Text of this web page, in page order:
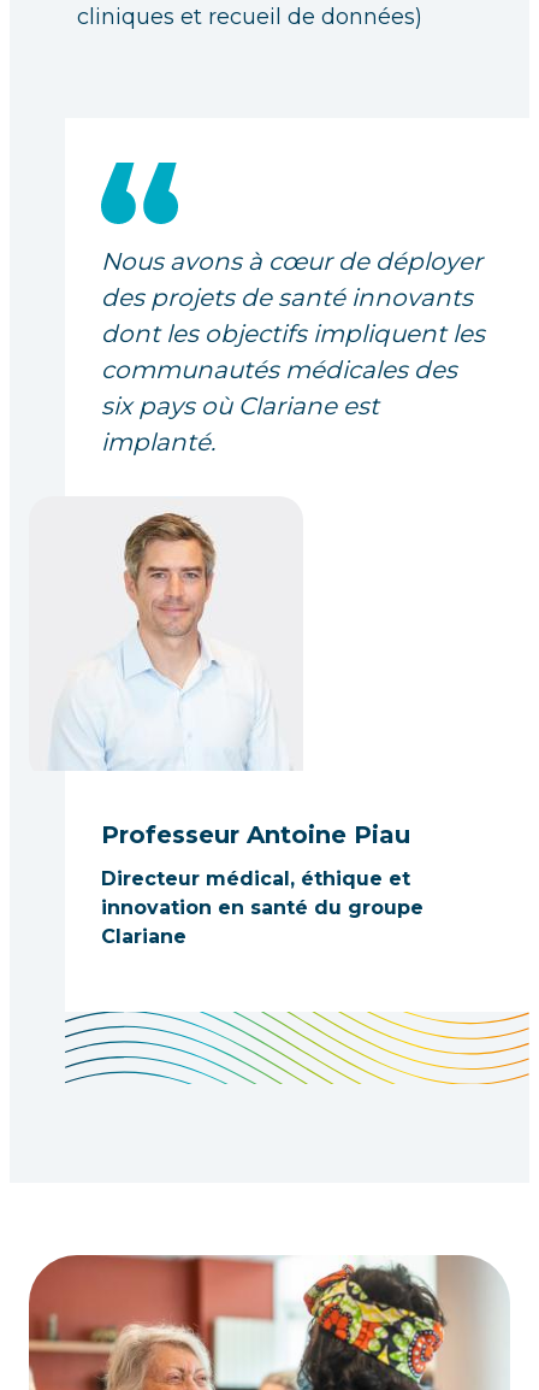
cliniques et recueil de données)
Nous avons à cœur de déployer
des projets de santé innovants
dont les objectifs impliquent les
communautés médicales des
six pays où Clariane est
implanté.
Professeur Antoine Piau
Directeur médical, éthique et
innovation en santé du groupe
Clariane